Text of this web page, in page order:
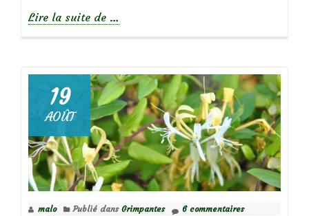
Lire la suite de
à
fleurs
jaunes
(Jasminum
nudiflorum).
…
19
AOÛT
malo Publié dans Grimpantes 6 commentaires